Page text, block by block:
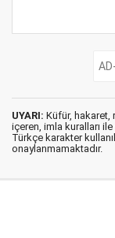
UYARI: Küfür, hakaret,
içeren, imla kuralları ile
Türkçe karakter
onaylanmamaktadır.